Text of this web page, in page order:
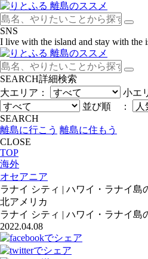
SNS
I live with the island and stay with the
SEARCH詳細検索
大エリア：
小エ
並び順 ：
SEARCH
離島に行こう 離島に住もう
CLOSE
TOP
海外
オセアニア
ラナイ シティ | ハワイ・ラナイ
北アメリカ
ラナイ シティ | ハワイ・ラナイ
2022.04.08